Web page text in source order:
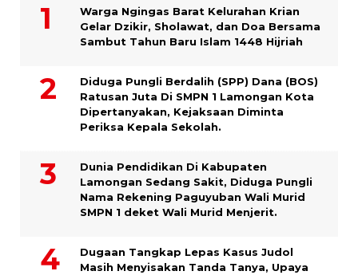
Warga Ngingas Barat Kelurahan Krian
Gelar Dzikir, Sholawat, dan Doa Bersama
Sambut Tahun Baru Islam 1448 Hijriah
Diduga Pungli Berdalih (SPP) Dana (BOS)
Ratusan Juta Di SMPN 1 Lamongan Kota
Dipertanyakan, Kejaksaan Diminta
Periksa Kepala Sekolah.
Dunia Pendidikan Di Kabupaten
Lamongan Sedang Sakit, Diduga Pungli
Nama Rekening Paguyuban Wali Murid
SMPN 1 deket Wali Murid Menjerit.
Dugaan Tangkap Lepas Kasus Judol
Masih Menyisakan Tanda Tanya, Upaya